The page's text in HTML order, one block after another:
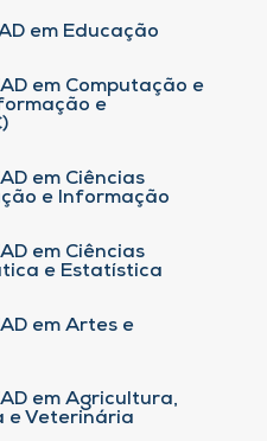
em Educação
em Computação e
e
em Ciências
e Informação
em Ciências
e Estatística
em Artes e
em Agricultura,
e Veterinária